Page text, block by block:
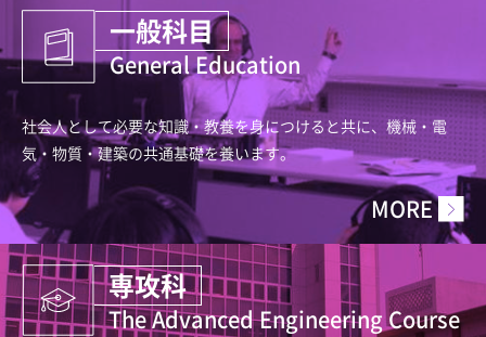
一般科目
General Education
社会人として必要な知識・教養を身につけると共に、機械・電
気・物質・建築の共通基礎を養います。
MORE
専攻科
The Advanced Engineering Course